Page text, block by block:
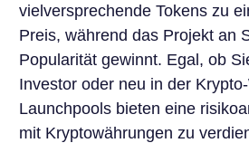
vielversprechende Tokens zu
Preis, während das Projekt an
Popularität gewinnt. Egal, ob
Investor oder neu in der
Launchpools bieten eine
mit Kryptowährungen zu